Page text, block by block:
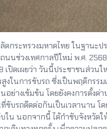
ะทรวงมหาดไทย ในฐานะป
นช่วงเทศกาลปีใหม่ พ.ศ.
เปิดเผยว่า วันนี้ประชาชนส่ว
สูงในการขับรถ ซึ่งเป็นพฤติกร
ย่างเข้มข้น โดยยังคงการตั้ง
ขับรถติดต่อกันเป็นเวลานาน
ใน นอกจากนี้ ได้กำชับจังหวัด